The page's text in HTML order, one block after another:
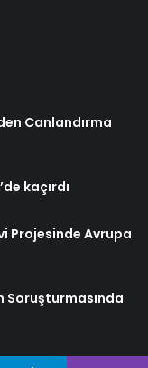
Canlandırma
kaçırdı
Projesinde Avrupa
Soruşturmasında